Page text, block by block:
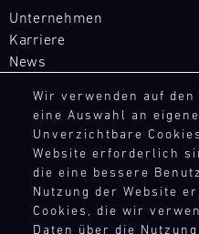
Event
zu
einem
Höhepunkt
der
aufgebaut,
um
auf
der
Welt
flexibel
auf
die
Bedürfnisse
unserer
Cours
Mit
unseren
Ersatzteil-
LKWs
haben
wir
eine
mobile
Infrastruktur
31.07.
01.08.
Track
Support
Nürburgring
Langstreckenserie
(NLS)
Wir verwenden auf
eine Auswahl an
Unverzichtbare
Website erforderlich
die eine bessere
Nutzung der Website
Cookies, die wir
Daten über die
Unternehmen
Karriere
News
RECHTSHINWEIS
AEB
AGB
Widerrufsbelehrung